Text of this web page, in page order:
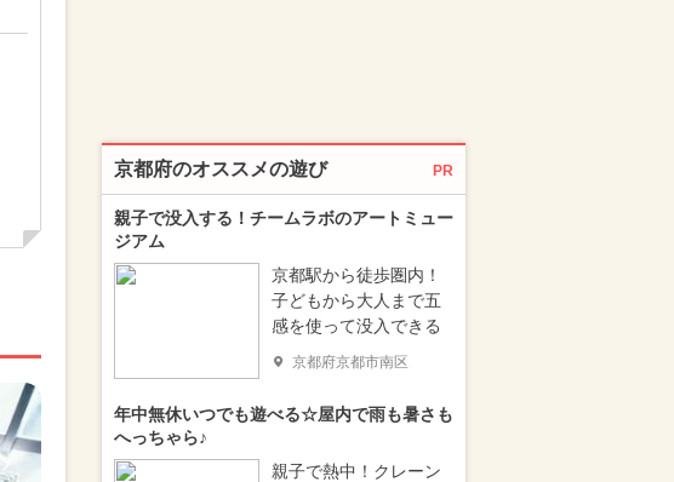
京都府のオススメの遊び PR
親子で没入する！チームラボのアートミュー
ジアム
京都駅から徒歩圏内！
子どもから大人まで五
感を使って没入できる
京都府京都市南区
年中無休いつでも遊べる☆屋内で雨も暑さも
へっちゃら♪
親子で熱中！クレーン